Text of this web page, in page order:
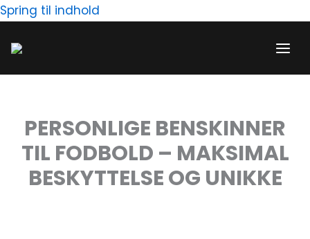
Spring til indhold
PERSONLIGE BENSKINNER
TIL FODBOLD – MAKSIMAL
BESKYTTELSE OG UNIKKE